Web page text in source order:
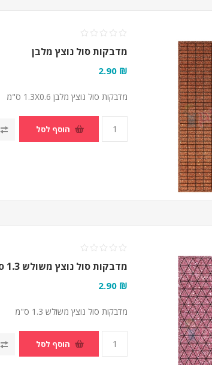
מדבקות סול נוצץ מלבן
₪ 2.90
מדבקות סול נוצץ מלבן 1.3X0.6 ס"מ
הוסף לסל
מדבקות סול נוצץ משולש 1.3 ס"מ
₪ 2.90
מדבקות סול נוצץ משולש 1.3 ס"מ
הוסף לסל